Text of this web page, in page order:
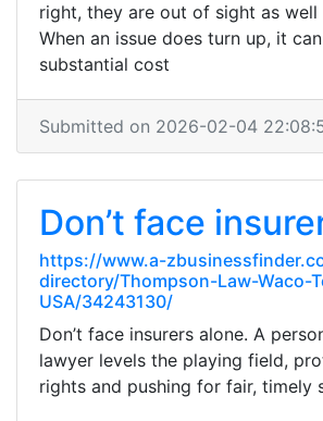
right, they are out of sight as
When an issue does turn up, it
substantial cost
Submitted on 2026-02-04
Don’t face
https://www.a-
directory/Thompson-Law-Waco-
USA/34243130/
Don’t face insurers alone. A
lawyer levels the playing field,
rights and pushing for fair, timely